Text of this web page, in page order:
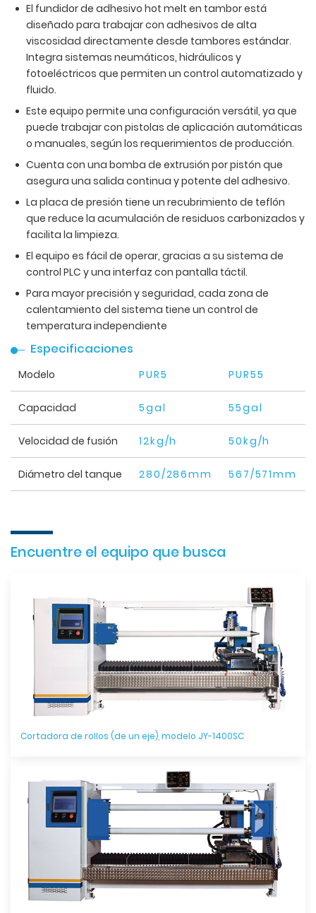
El fundidor de adhesivo hot melt en tambor está
diseñado para trabajar con adhesivos de alta
viscosidad directamente desde tambores estándar.
Integra sistemas neumáticos, hidráulicos y
fotoeléctricos que permiten un control automatizado y
fluido.
Este equipo permite una configuración versátil, ya que
puede trabajar con pistolas de aplicación automáticas
o manuales, según los requerimientos de producción.
Cuenta con una bomba de extrusión por pistón que
asegura una salida continua y potente del adhesivo.
La placa de presión tiene un recubrimiento de teflón
que reduce la acumulación de residuos carbonizados y
facilita la limpieza.
El equipo es fácil de operar, gracias a su sistema de
control PLC y una interfaz con pantalla táctil.
Para mayor precisión y seguridad, cada zona de
calentamiento del sistema tiene un control de
temperatura independiente
Especificaciones
Modelo PUR5 PUR55
Capacidad 5gal 55gal
Velocidad de fusión 12kg/h 50kg/h
Diámetro del tanque 280/286mm 567/571mm
Encuentre el equipo que busca
Cortadora de rollos (de un eje), modelo JY-1400SC